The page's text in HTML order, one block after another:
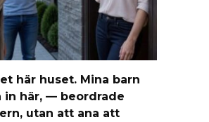
här huset. Mina barn
in här, — beordrade
utan att ana att